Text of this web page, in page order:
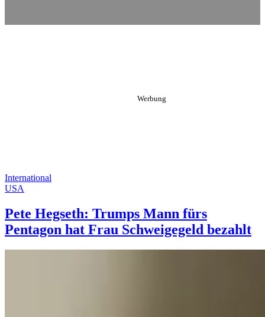
International
USA
Pete Hegseth: Trumps Mann fürs
Pentagon hat Frau Schweigegeld bezahlt